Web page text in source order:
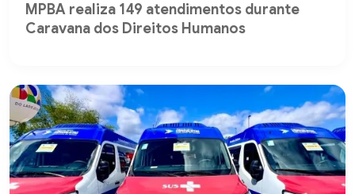
MPBA realiza 149 atendimentos durante
Caravana dos Direitos Humanos